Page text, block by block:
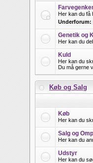
Her kan du få
Underforum:
Genetik og
Her kan du
Kuld
Her kan du
Du må gerne
Køb og Salg
Køb
Her kan du
Salg og
Her kan du
Udstyr
Her kan du